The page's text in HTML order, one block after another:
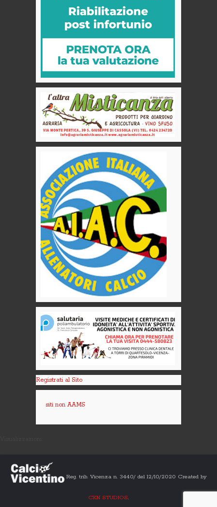
Registrati al Sito
siti non AAMS
Reg. trib. Vicenza n. 3440/ del 12/10/2020 Created by
CKN STUDIOS.